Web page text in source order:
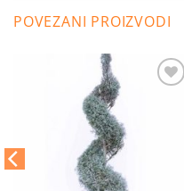
POVEZANI PROIZVODI